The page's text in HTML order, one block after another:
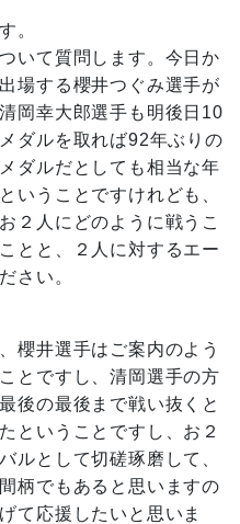
。
いて質問します。今日か
場する櫻井つぐみ選手が
岡幸大郎選手も明後日10
ダルを取れば92年ぶりの
ダルだとしても相当な年
いうことですけれども、
２人にどのように戦うこ
とと、２人に対するエー
さい。
櫻井選手はご案内のよう
とですし、清岡選手の方
後の最後まで戦い抜くと
ということですし、お２
ルとして切磋琢磨して、
柄でもあると思いますの
て応援したいと思いま